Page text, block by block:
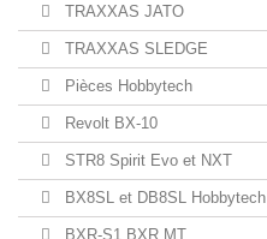
TRAXXAS JATO
TRAXXAS SLEDGE
Pièces Hobbytech
Revolt BX-10
STR8 Spirit Evo et NXT
BX8SL et DB8SL Hobbytech
BXR-S1 BXR MT